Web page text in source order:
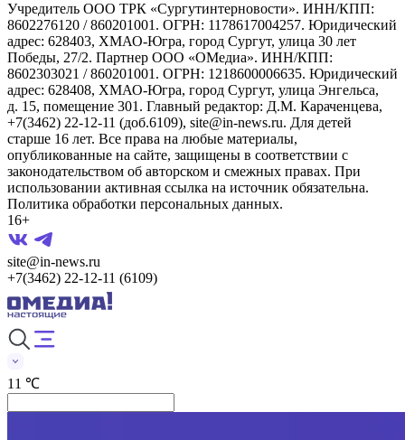
Учредитель ООО ТРК «Сургутинтерновости». ИНН/КПП:
8602276120 / 860201001. ОГРН: 1178617004257. Юридический
адрес: 628403, ХМАО-Югра, город Сургут, улица 30 лет
Победы, 27/2. Партнер ООО «ОМедиа». ИНН/КПП:
8602303021 / 860201001. ОГРН: 1218600006635. Юридический
адрес: 628408, ХМАО-Югра, город Сургут, улица Энгельса,
д. 15, помещение 301. Главный редактор: Д.М. Караченцева,
+7(3462) 22-12-11 (доб.6109), site@in-news.ru. Для детей
старше 16 лет. Все права на любые материалы,
опубликованные на сайте, защищены в соответствии с
законодательством об авторском и смежных правах. При
использовании активная ссылка на источник обязательна.
Политика обработки персональных данных.
16+
site@in-news.ru
+7(3462) 22-12-11 (6109)
11 ℃